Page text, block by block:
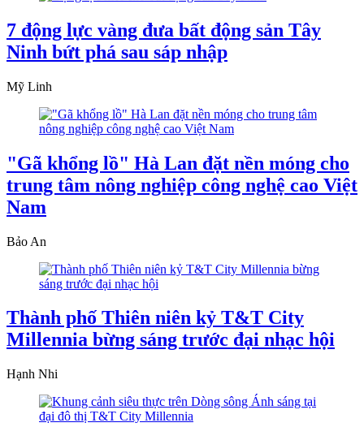
7 động lực vàng đưa bất động sản Tây
Ninh bứt phá sau sáp nhập
Mỹ Linh
"Gã khổng lồ" Hà Lan đặt nền móng cho
trung tâm nông nghiệp công nghệ cao Việt
Nam
Bảo An
Thành phố Thiên niên kỷ T&T City
Millennia bừng sáng trước đại nhạc hội
Hạnh Nhi